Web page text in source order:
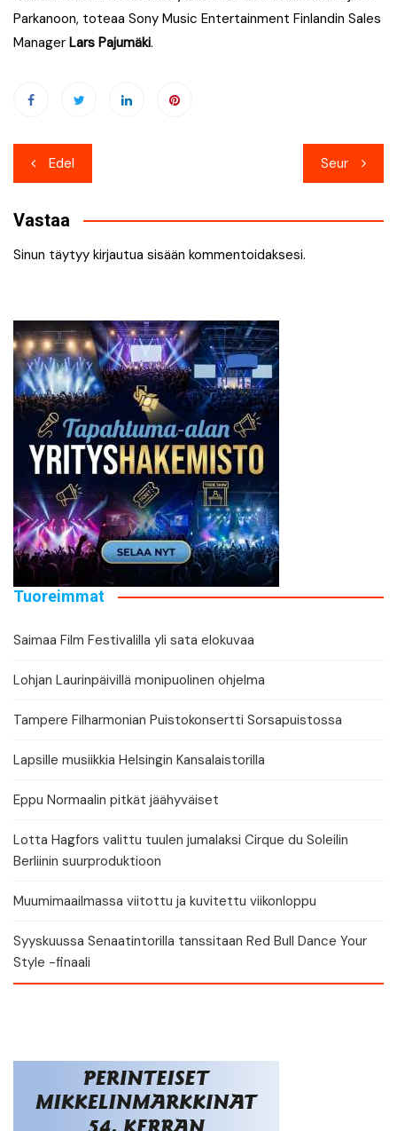
Parkanoon, toteaa Sony Music Entertainment Finlandin Sales
Manager Lars Pajumäki.
Artikkelien
selaus
Edel Seur
Vastaa
Sinun täytyy kirjautua sisään kommentoidaksesi.
Tuoreimmat
Saimaa Film Festivalilla yli sata elokuvaa
Lohjan Laurinpäivillä monipuolinen ohjelma
Tampere Filharmonian Puistokonsertti Sorsapuistossa
Lapsille musiikkia Helsingin Kansalaistorilla
Eppu Normaalin pitkät jäähyväiset
Lotta Hagfors valittu tuulen jumalaksi Cirque du Soleilin
Berliinin suurproduktioon
Muumimaailmassa viitottu ja kuvitettu viikonloppu
Syyskuussa Senaatintorilla tanssitaan Red Bull Dance Your
Style -finaali